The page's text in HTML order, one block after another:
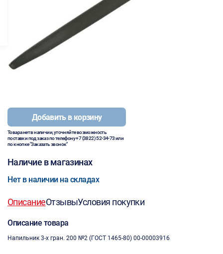
Добавить в корзину
Товара нет в наличии, уточняйте возможность
поставки под заказ по телефону+7 (3822) 52-34-73или
по кнопке "Заказать звонок"
Наличие в магазинах
Нет в наличии на складах
ОписаниеОтзывыУсловия покупки
Описание товара
Напильник 3-х гран. 200 №2 (ГОСТ 1465-80) 00-00003916